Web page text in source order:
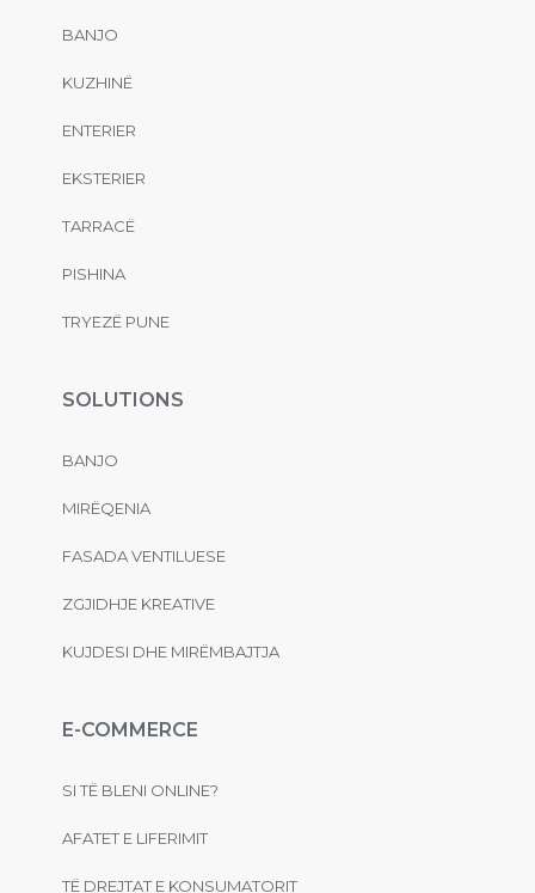
BANJO
KUZHINË
ENTERIER
EKSTERIER
TARRACË
PISHINA
TRYEZË PUNE
SOLUTIONS
BANJO
MIRËQENIA
FASADA VENTILUESE
ZGJIDHJE KREATIVE
KUJDESI DHE MIRËMBAJTJA
E-COMMERCE
SI TË BLENI ONLINE?
AFATET E LIFERIMIT
TË DREJTAT E KONSUMATORIT